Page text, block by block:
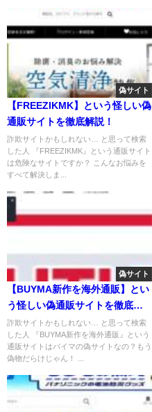
偽サイト
【FREEZIKMK】という怪しい偽
通販サイトを徹底解説！
詐欺サイトかもしれない… と思って検索
した人 『FREEZIKMK』という通販サイト
は危険なサイトですか？ こんなお悩みを
すべて解決しま...
偽サイト
【BUYMA新作を海外通販】とい
う怪しい偽通販サイトを徹底解
説！
詐欺サイトかもしれない… と思って検索
した人 『BUYMA新作を海外通販』という
通販サイトはバイマの偽サイトなの？もう
偽物だらけじゃん！ ...